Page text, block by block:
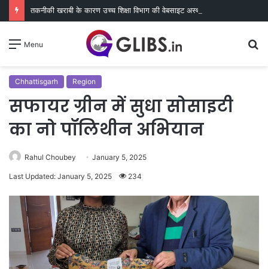
Menu
Chhattisgarh Region
सफायर ग्रीन में सुधा सोसाइटी
का नो पॉलिथीन अभियान
Rahul Choubey January 5, 2025
Last Updated: January 5, 2025 234